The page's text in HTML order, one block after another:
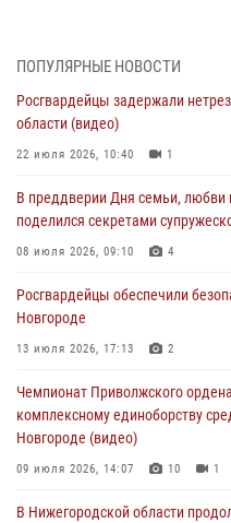
В Нижегородской области
16 июля 2026, 05:00
Росгвардейцы обеспечили
13 июля 2026, 17:13
Нижегородские росгвардейцы
13 июля 2026, 06:45
Росгвардейцы предотвратили
ПОПУЛЯРНЫЕ НОВОСТИ
Росгвардейцы задержали
области (видео)
22 июля 2026, 10:40 1
В преддверии Дня семьи, любви
поделился секретами
08 июля 2026, 09:10 4
Росгвардейцы обеспечили
Новгороде
13 июля 2026, 17:13 2
Чемпионат Приволжского
комплексному единоборству
Новгороде (видео)
09 июля 2026, 14:07 10 1
В Нижегородской области